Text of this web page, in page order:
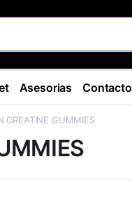
Asesorias Contacto
CREATINE GUMMIES